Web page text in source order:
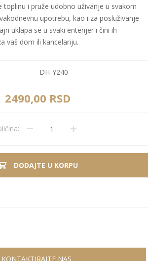
toplinu i pruže udobno uživanje u svakom
upotrebu, kao i za posluživanje
uklapa se u svaki enterijer i čini ih
vaš dom ili kancelariju.
DH-Y240
2490,00 RSD
DODAJTE U KORPU
KONTAKTIRAJTE NAS